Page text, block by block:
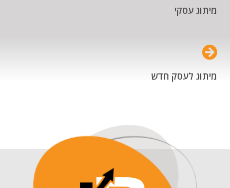
מיתוג עסקי
מיתוג לעסק חדש